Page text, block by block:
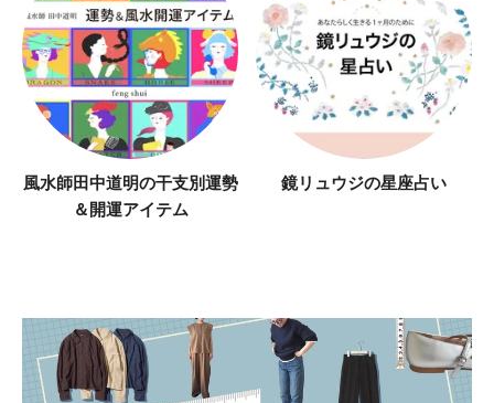
風水師田中道明の干支別運勢
＆開運アイテム
鏡リュウジの星座占い